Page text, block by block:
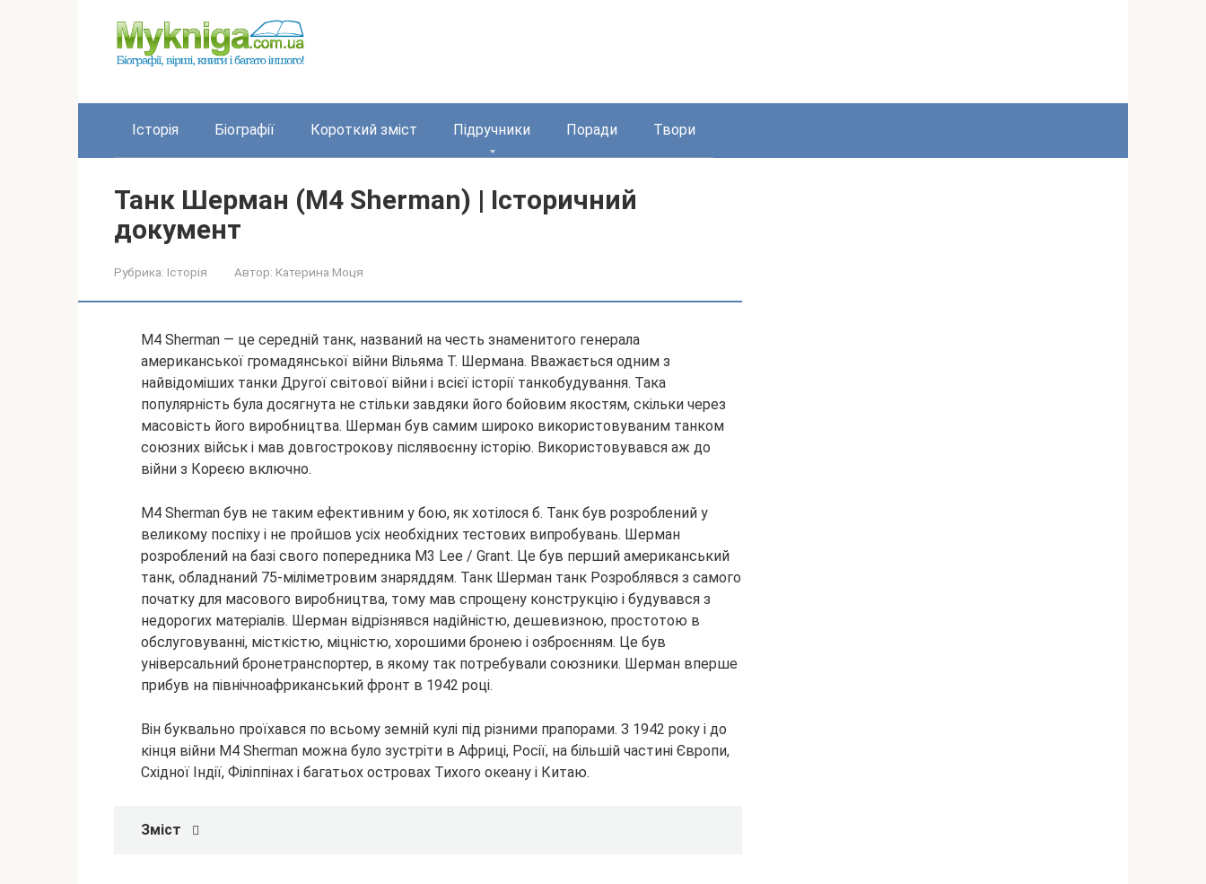
Історія Біографії Короткий зміст Підручники Поради Твори
Танк Шерман (M4 Sherman) | Історичний
документ
Рубрика: Історія Автор: Катерина Моця
M4 Sherman — це середній танк, названий на честь знаменитого генерала
американської громадянської війни Вільяма Т. Шермана. Вважається одним з
найвідоміших танки Другої світової війни і всієї історії танкобудування. Така
популярність була досягнута не стільки завдяки його бойовим якостям, скільки через
масовість його виробництва. Шерман був самим широко використовуваним танком
союзних військ і мав довгострокову післявоєнну історію. Використовувався аж до
війни з Кореєю включно.
M4 Sherman був не таким ефективним у бою, як хотілося б. Танк був розроблений у
великому поспіху і не пройшов усіх необхідних тестових випробувань. Шерман
розроблений на базі свого попередника M3 Lee / Grant. Це був перший американський
танк, обладнаний 75-міліметровим знаряддям. Танк Шерман танк Розроблявся з самого
початку для масового виробництва, тому мав спрощену конструкцію і будувався з
недорогих матеріалів. Шерман відрізнявся надійністю, дешевизною, простотою в
обслуговуванні, місткістю, міцністю, хорошими бронею і озброєнням. Це був
універсальний бронетранспортер, в якому так потребували союзники. Шерман вперше
прибув на північноафриканський фронт в 1942 році.
Він буквально проїхався по всьому земній кулі під різними прапорами. З 1942 року і до
кінця війни M4 Sherman можна було зустріти в Африці, Росії, на більшій частині Європи,
Східної Індії, Філіппінах і багатьох островах Тихого океану і Китаю.
Зміст